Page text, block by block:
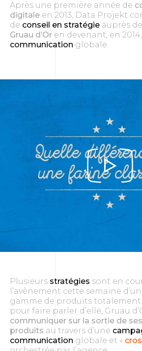
Après une première année de
digitale en 2013, Data Projekt
de conseil en stratégie auprès
Gruau d’Or en devenant, en
communication globale.
Plusieurs stratégies sont en
l’avènement cette semaine
gamme de produits
pour faire parler d’elle, Gruau
communiquer sur la sortie de
produits au travers d’une
communication globale et «